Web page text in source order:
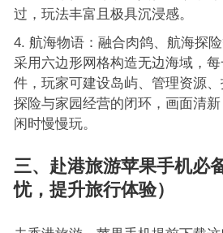
过，玩法丰富且极具沉浸感。
航海物语：融合肉鸽、航海探
采用六边形网格构造无边海域，
件，玩家可建设岛屿、管理资源
探险与家园经营的闭环，画面清
闲时慢慢玩。
三、赴港旅游苹果手机必
忧，提升旅行体验）